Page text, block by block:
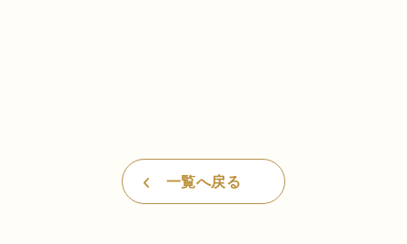
一覧へ戻る